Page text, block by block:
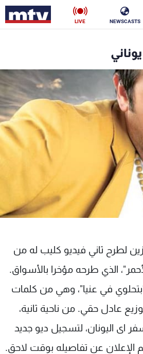
NEWSCASTS
LIVE
لطرح ثاني فيديو كليب له من
الذي طرحه مؤخرا بالأسواق.
في عنيا"، وهي من كلمات
عادل حقي. من ناحية ثانية،
اى اليونان، لتسجيل ديو جديد
عن تفاصيله بوقت لاحق.
فن
رياضة
وظائف
شروط الإسـتخدام